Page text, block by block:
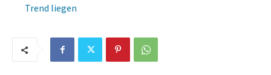
Trend liegen